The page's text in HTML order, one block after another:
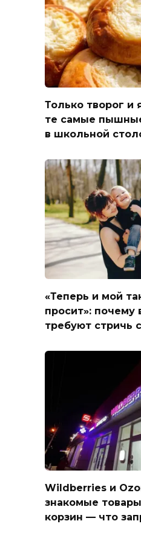
Только творог и
те самые
в школьной
«Теперь и мой
просит»: почему
требуют стричь
Wildberries и
знакомые
корзин — что